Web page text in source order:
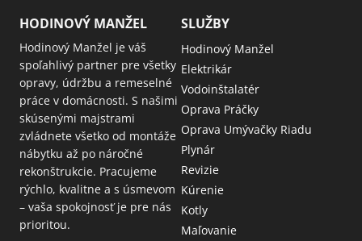
HODINOVÝ MANŽEL
Hodinový Manžel je váš
spoľahlivý partner pre všetky
opravy, údržbu a remeselné
práce v domácnosti. S našimi
skúsenými majstrami
zvládnete všetko od montáže
nábytku až po náročné
rekonštrukcie. Pracujeme
rýchlo, kvalitne a s úsmevom
– vaša spokojnosť je pre nás
prioritou.
SLUŽBY
Hodinový Manžel
Elektrikár
Vodoinštalatér
Oprava Práčky
Oprava Umývačky Riadu
Plynár
Revizie
Kúrenie
Kotly
Maľovanie